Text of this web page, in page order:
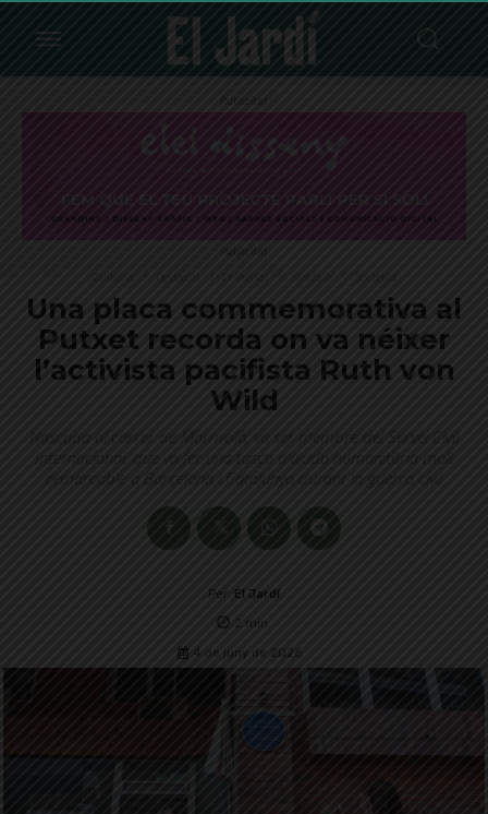
Publicitat
Publicitat
Una placa commemorativa al
Putxet recorda on va néixer
l’activista pacifista Ruth von
Wild
Nascuda al carrer de Marmellà, va ser membre del Servei Civil
Internacional, que va fer una tasca d’ajuda humanitària molt
remarcable a Barcelona i Catalunya durant la guerra civil
Per El Jardí
2 min.
4 de juny de 2026